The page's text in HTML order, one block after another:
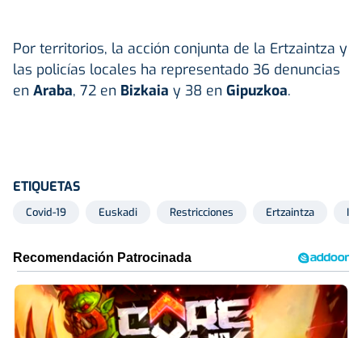
Por territorios, la acción conjunta de la Ertzaintza y
las policías locales ha representado 36 denuncias
en Araba, 72 en Bizkaia y 38 en Gipuzkoa.
ETIQUETAS
Covid-19 Euskadi Restricciones Ertzaintza